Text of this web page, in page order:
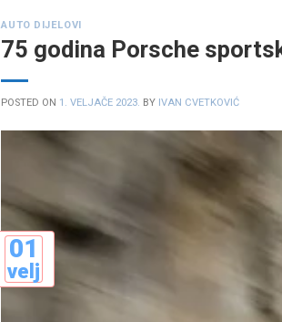
AUTO DIJELOVI
75 godina Porsche
POSTED ON 1. VELJAČE 2023. BY IVAN CVETKOVIĆ
01
velj